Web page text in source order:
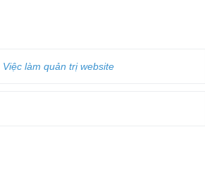
Việc làm quản trị website